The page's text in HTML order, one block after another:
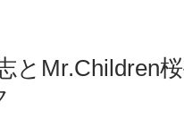
とMr.Children